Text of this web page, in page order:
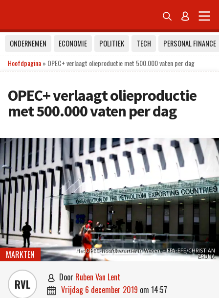
 
ONDERNEMEN ECONOMIE POLITIEK TECH
PERSONAL FINANCE
Hoofdpagina» OPEC+ verlaagt olieproductie met 500.000 vaten per dag
OPEC+ verlaagt olieproductie
met 500.000 vaten per dag
Het OPEC-hoofdkwartier in Wenen. – EPA-EFE/CHRISTIAN
BRUNA
MARKTEN
RVL  door Ruben Van Lent
 vrijdag 6 december 2019 om 14:57